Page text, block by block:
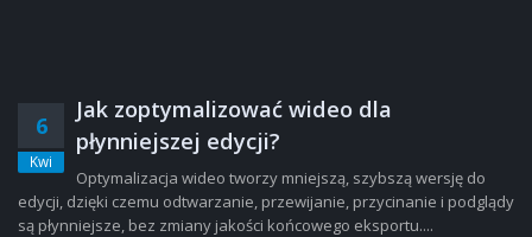
6
Kwi
Jak zoptymalizować wideo dla
płynniejszej edycji?
Optymalizacja wideo tworzy mniejszą, szybszą wersję do
edycji, dzięki czemu odtwarzanie, przewijanie, przycinanie i podglądy
są płynniejsze, bez zmiany jakości końcowego eksportu....